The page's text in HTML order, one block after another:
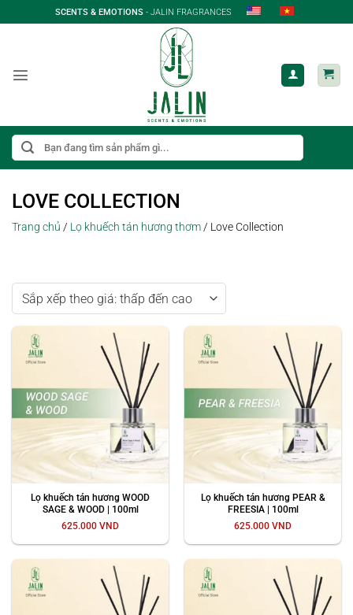
qua
SCENTS & EMOTIONS - JALIN FRAGRANCES
Tìm
kiếm:
LOVE COLLECTION
Trang chủ / Lọ khuếch tán hương thơm / Love Collection
Lọ khuếch tán hương WOOD
SAGE & WOOD | 100ml
625.000 VND
Lọ khuếch tán hương PEAR &
FREESIA | 100ml
625.000 VND